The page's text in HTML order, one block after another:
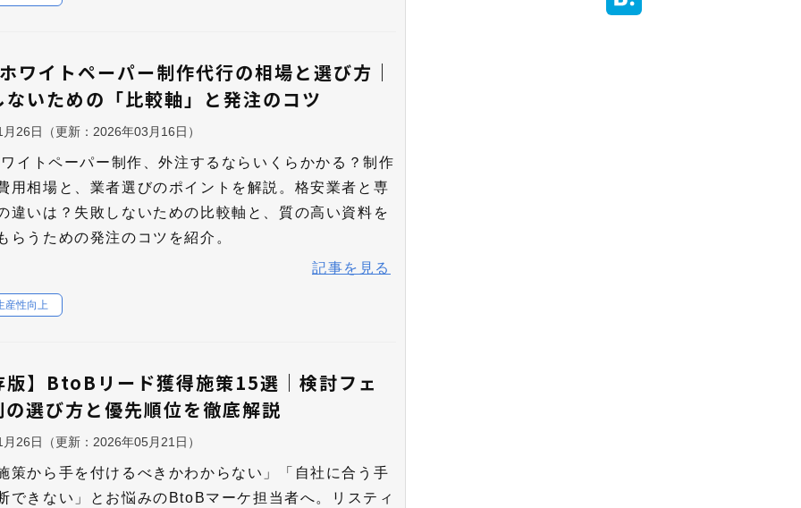
ワイトペーパー制作代行の相場と選び方｜
ないための「比較軸」と発注のコツ
26日 （更新： 2026年03月16日 ）
イトペーパー制作、外注するならいくらかかる？制作
用相場と、業者選びのポイントを解説。格安業者と専
違いは？失敗しないための比較軸と、質の高い資料を
らうための発注のコツを紹介。
記事を見る
産性向上
版】BtoBリード獲得施策15選｜検討フェ
の選び方と優先順位を徹底解説
26日 （更新： 2026年05月21日 ）
策から手を付けるべきかわからない」「自社に合う手
できない」とお悩みのBtoBマーケ担当者へ。リスティ